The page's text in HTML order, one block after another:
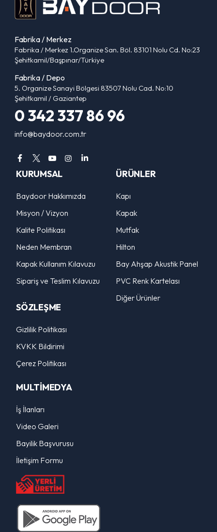
Fabrika / Merkez
Fabrika / Merkez 1.Organize San. Böl. 83101 Nolu Cd. No:23
Şehitkamil/Başpınar/Türkiye
Fabrika / Depo
5. Organize Sanayi Bölgesi 83507 Nolu Cad. No:10
Şehitkamil / Gaziantep
0 342 337 86 96
info@baydoor.com.tr
KURUMSAL
Baydoor Hakkımızda
Misyon / Vizyon
Kalite Politikası
Neden Membran
Kapak Kullanım Kılavuzu
Sipariş ve Teslim Kılavuzu
SÖZLEŞME
Gizlilik Politikası
KVKK Bildirimi
Çerez Politikası
ÜRÜNLER
Kapı
Kapak
Mutfak
Hilton
Bay Ahşap Akustik Panel
PVC Renk Kartelası
Diğer Ürünler
MULTİMEDYA
İş İlanları
Video Galeri
Bayilik Başvurusu
İletişim Formu